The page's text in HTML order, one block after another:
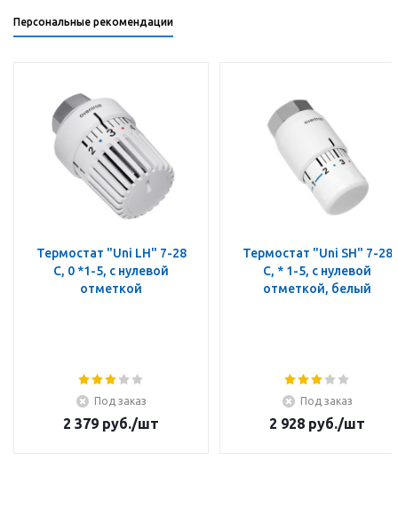
Персональные рекомендации
Термостат "Uni LH" 7-28
C, 0 *1-5, с нулевой
отметкой
Под заказ
2 379 руб./шт
Термостат "Uni SH" 7-28
C, * 1-5, с нулевой
отметкой, белый
Под заказ
2 928 руб./шт